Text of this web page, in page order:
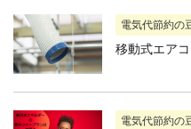
電気代節約の
移動式エア
電気代節約の